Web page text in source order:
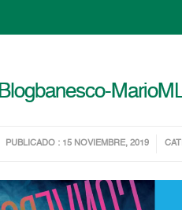
Blogbanesco-
PUBLICADO : 15 NOVIEMBRE, 2019